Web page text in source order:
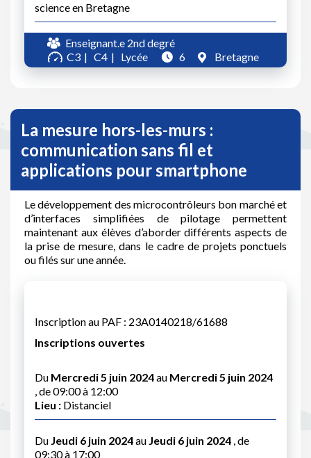
science en Bretagne
Enseignant.e 2nd degré
C3
C4 Lycée 6 Bretagne
La mesure hors-les-murs :
communication sans fil et
applications pour smartphone
Le développement des microcontrôleurs bon marché et
d’interfaces simplifiées de pilotage permettent
maintenant aux élèves d’aborder différents aspects de
la prise de mesure, dans le cadre de projets ponctuels
ou filés sur une année.
Inscription au PAF : 23A0140218/61688
Inscriptions ouvertes
Du Mercredi 5 juin 2024au Mercredi 5 juin 2024
, de 09:00 à 12:00
Lieu : Distanciel
Du Jeudi 6 juin 2024au Jeudi 6 juin 2024 , de
09:30 à 17:00